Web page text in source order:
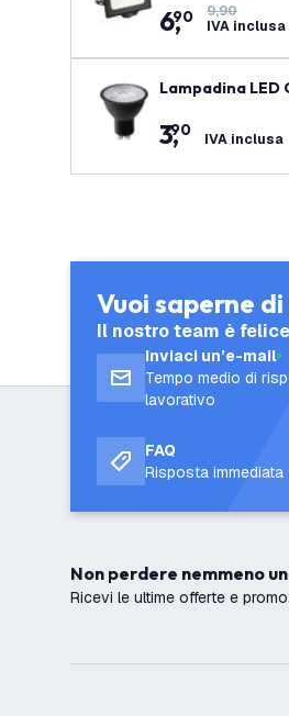
6,
90
9,90
IVA inclusa
Lampadina LED
3,
90 IVA inclusa
Vuoi saperne
Il nostro team è
Inviaci un’e-mail
Tempo medio di
lavorativo
FAQ
Risposta immediata
Non perdere nemmeno
Ricevi le ultime offerte e